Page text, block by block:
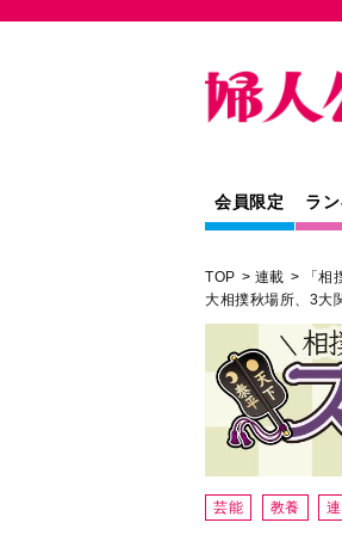
会員限定 ラ
TOP 連載
「
大相撲秋場所、3大
芸能 教養